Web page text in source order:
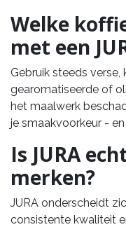
Welke
met een
Gebruik steeds
gearomatiseerde of
het maalwerk
je smaakvoorkeur -
Is JURA
merken?
JURA onderscheidt
consistente kwaliteit